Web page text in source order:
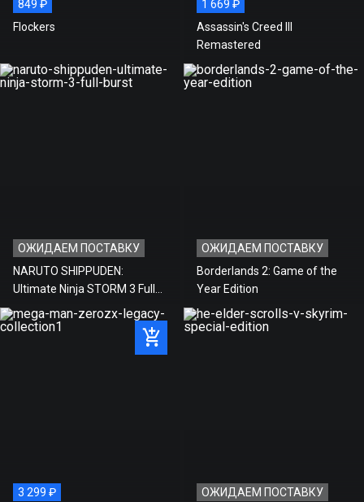
849 ₽
Flockers
1 669 ₽
Assassin's Creed III
Remastered
ОЖИДАЕМ ПОСТАВКУ
NARUTO SHIPPUDEN:
Ultimate Ninja STORM 3 Full
ОЖИДАЕМ ПОСТАВКУ
Borderlands 2: Game of the
Year Edition
3 299 ₽
ОЖИДАЕМ ПОСТАВКУ